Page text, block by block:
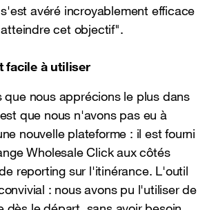
avéré incroyablement efficace
cet objectif".
facile à utiliser
nous apprécions le plus dans
que nous n'avons pas eu à
nouvelle plateforme : il est fourni
Wholesale Click aux côtés
reporting sur l'itinérance. L'outil
: nous avons pu l'utiliser de